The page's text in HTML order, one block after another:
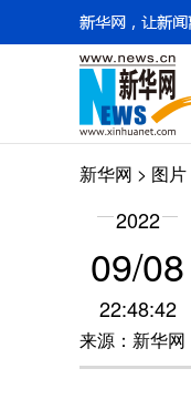
新华网 > 图片
2022
09/08
22:48:42
来源：新华网